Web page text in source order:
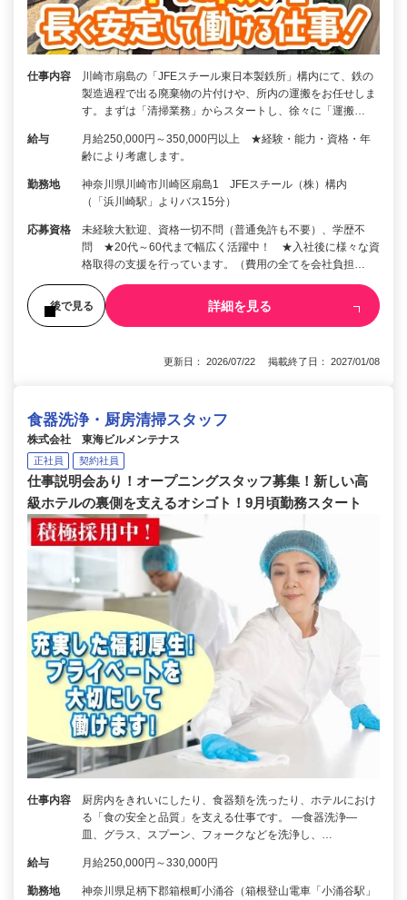
仕事内容
川崎市扇島の「JFEスチール東日本製鉄所」構内にて、鉄の
製造過程で出る廃棄物の片付けや、所内の運搬をお任せしま
す。まずは「清掃業務」からスタートし、徐々に「運搬…
給与
月給250,000円～350,000円以上 ★経験・能力・資格・年
齢により考慮します。
勤務地
神奈川県川崎市川崎区扇島1 JFEスチール（株）構内
（「浜川崎駅」よりバス15分）
応募資格
未経験大歓迎、資格一切不問（普通免許も不要）、学歴不
問 ★20代～60代まで幅広く活躍中！ ★入社後に様々な資
格取得の支援を行っています。（費用の全てを会社負担…
後で見る 詳細を見る
更新日： 2026/07/22 掲載終了日： 2027/01/08
食器洗浄・厨房清掃スタッフ
株式会社 東海ビルメンテナス
正社員 契約社員
仕事説明会あり！オープニングスタッフ募集！新しい高
級ホテルの裏側を支えるオシゴト！9月頃勤務スタート
仕事内容
厨房内をきれいにしたり、食器類を洗ったり、ホテルにおけ
る「食の安全と品質」を支える仕事です。 ―食器洗浄―
皿、グラス、スプーン、フォークなどを洗浄し、…
給与 月給250,000円～330,000円
勤務地
神奈川県足柄下郡箱根町小涌谷（箱根登山電車「小涌谷駅」